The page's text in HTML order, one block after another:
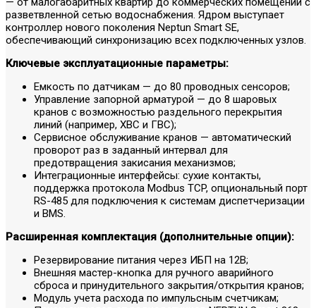
разветвленной сетью водоснабжения. Ядром выступает
контроллер нового поколения Neptun Smart SE,
обеспечивающий синхронизацию всех подключенных узлов.
Ключевые эксплуатационные параметры:
Емкость по датчикам — до 80 проводных сенсоров;
Управление запорной арматурой — до 8 шаровых
кранов с возможностью раздельного перекрытия
линий (например, ХВС и ГВС);
Сервисное обслуживание кранов — автоматический
проворот раз в заданный интервал для
предотвращения закисания механизмов;
Интеграционные интерфейсы: сухие контакты,
поддержка протокола Modbus TCP, опциональный порт
RS-485 для подключения к системам диспетчеризации
и BMS.
Расширенная комплектация (дополнительные опции):
Резервирование питания через ИБП на 12В;
Внешняя мастер-кнопка для ручного аварийного
сброса и принудительного закрытия/открытия кранов;
Модуль учета расхода по импульсным счетчикам;